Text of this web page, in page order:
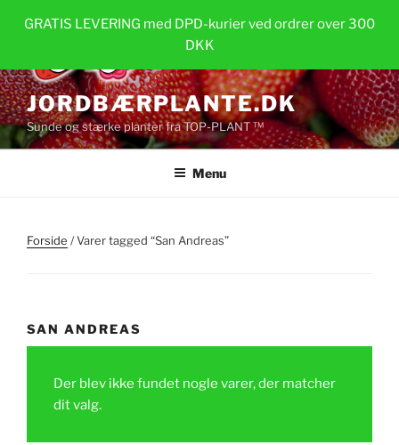
GRATIS LEVERING med DPD-kurier ved ordrer over 300
DKK
JORDBÆRPLANTE.DK
Sunde og stærke planter fra TOP-PLANT ™
Menu
Forside / Varer tagged “San Andreas”
SAN ANDREAS
Der blev ikke fundet nogle varer, der matcher
dit valg.